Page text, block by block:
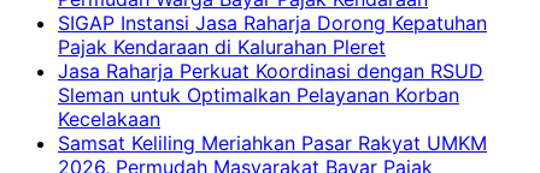
SIGAP Instansi Jasa Raharja Dorong Kepatuhan
Pajak Kendaraan di Kalurahan Pleret
Jasa Raharja Perkuat Koordinasi dengan RSUD
Sleman untuk Optimalkan Pelayanan Korban
Kecelakaan
Samsat Keliling Meriahkan Pasar Rakyat UMKM
2026, Permudah Masyarakat Bayar Pajak